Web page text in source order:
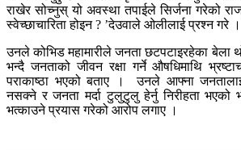
राखेर सोच्नुस् यो अवस्था तपाईले सिर्जना गरेको
स्वेच्छाचारिता होइन ? ’देउवाले ओलीलाई प्रश्न गरे ।
उनले कोभिड महामारीले जनता छटपटाइरहेका बेला
भन्दै जनताको जीवन रक्षा गर्ने औषधिमाथि
पराकाष्ठा भएको बताए । उनले आफ्ना
नसक्ने र जनता मर्दा टुलुटुलु हेर्नु निरीहता भएको
भत्काउने प्रयास गरेको आरोप लगाए ।